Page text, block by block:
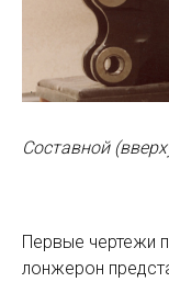
Составной
Первые чертежи
лонжерон